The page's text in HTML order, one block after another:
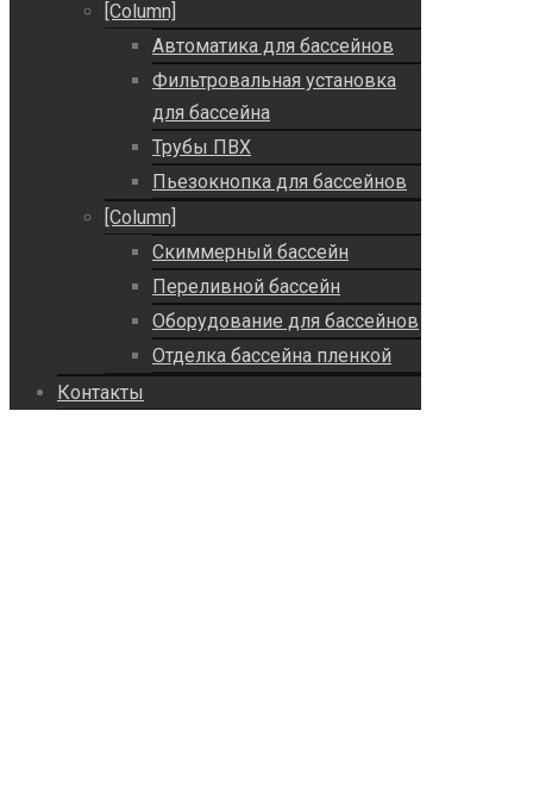
[Column]
Автоматика для бассейнов
Фильтровальная установка
для бассейна
Трубы ПВХ
Пьезокнопка для бассейнов
[Column]
Скиммерный бассейн
Переливной бассейн
Оборудование для бассейнов
Отделка бассейна пленкой
Контакты